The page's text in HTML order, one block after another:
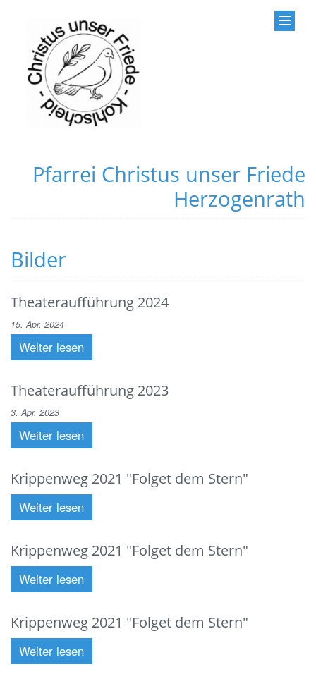
Pfarrei Christus unser Friede
Herzogenrath
Bilder
Theateraufführung 2024
15. Apr. 2024
Weiter lesen
Theateraufführung 2023
3. Apr. 2023
Weiter lesen
Krippenweg 2021 "Folget dem Stern"
Weiter lesen
Krippenweg 2021 "Folget dem Stern"
Weiter lesen
Krippenweg 2021 "Folget dem Stern"
Weiter lesen